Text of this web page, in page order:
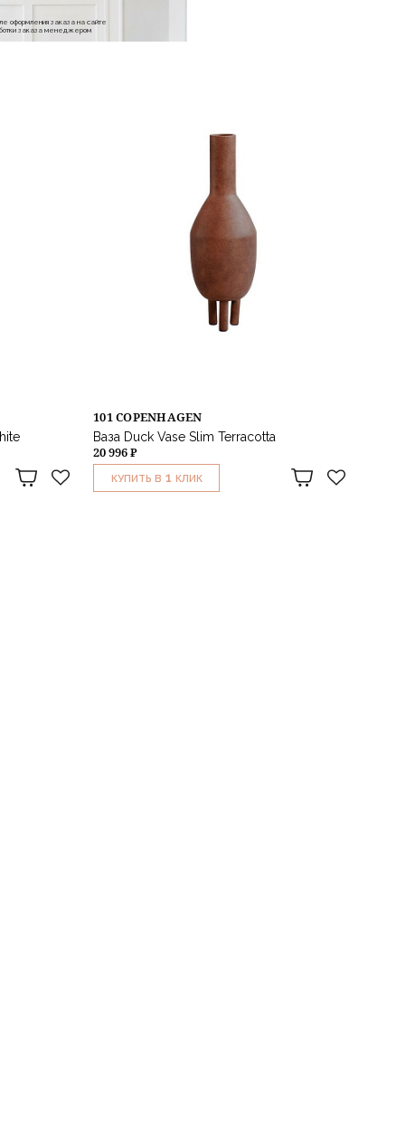
101 COPENHAGEN
Ваза Duck Vase Slim Terracotta
20 996 ₽
КУПИТЬ В 1 КЛИК
оформления заказа на сайте
заказа менеджером